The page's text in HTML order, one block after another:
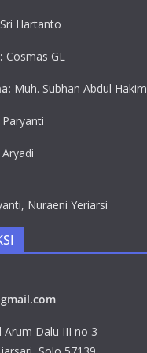
Sri Hartanto
Cosmas GL
Muh. Subhan Abdul Hakim
Aryadi
Nuraeni Yeriarsi
Arum Dalu III no 3